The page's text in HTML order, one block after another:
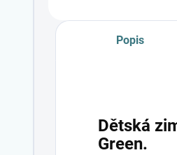
Popis
Dětská
Green.